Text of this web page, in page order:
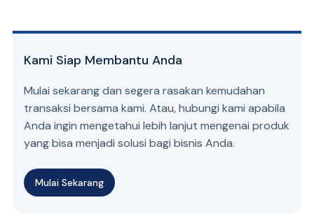
Kami Siap Membantu Anda
Mulai sekarang dan segera rasakan kemudahan
transaksi bersama kami. Atau, hubungi kami apabila
Anda ingin mengetahui lebih lanjut mengenai produk
yang bisa menjadi solusi bagi bisnis Anda.
Mulai Sekarang